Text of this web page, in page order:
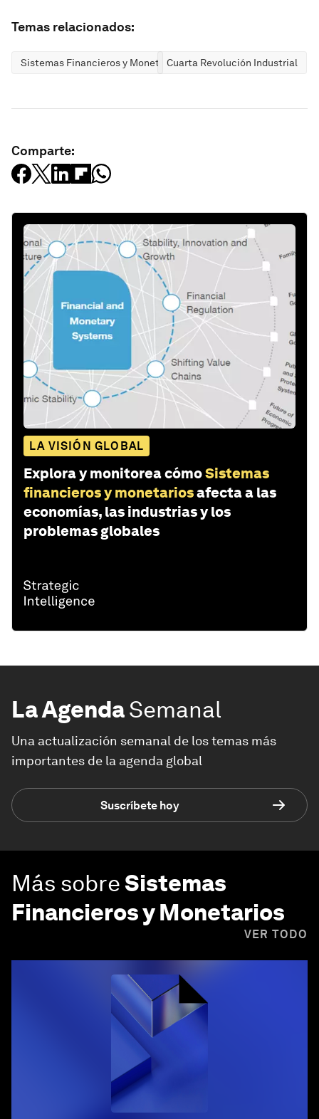
Temas relacionados:
Sistemas Financieros y MonetariosCuarta Revolución Industrial
Comparte:
LA VISIÓN GLOBAL
Explora y monitorea cómoSistemas
financieros y monetariosafecta a las
economías, las industrias y los
problemas globales
La AgendaSemanal
Una actualización semanal de los temas más
importantes de la agenda global
Suscríbete hoy
Más sobreSistemas
Financieros y Monetarios
VER TODO